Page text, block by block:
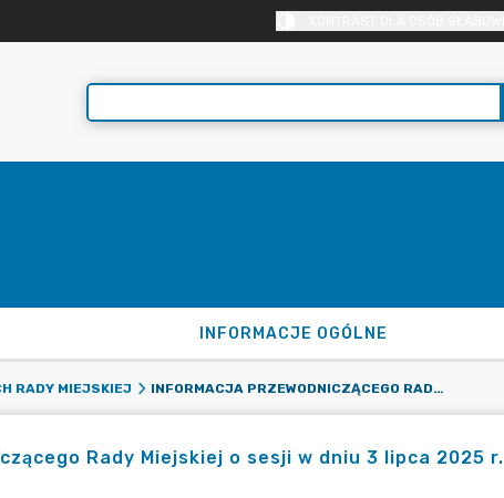
INFORMACJE OGÓLNE
RADY MIEJSKIEJ INFORMACJA PRZEWODNICZĄCEGO RADY MIEJSKIEJ O SESJI W DNIU 3 LIPCA 2025 R.
Rady Miejskiej o sesji w dniu 3 lipca 2025 r.